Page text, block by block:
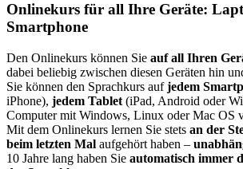
Onlinekurs für all Ihre Geräte:
Smartphone
Den Onlinekurs können Sie auf all Ihren
dabei beliebig zwischen diesen Geräten hin
Sie können den Sprachkurs aufjedem
iPhone), jedem Tablet (iPad, Android oder
Computer mit Windows, Linux oder Mac OS
Mit dem Onlinekurs lernen Sie stets an der
beim letzten Mal aufgehört haben –
10 Jahre lang haben Sie automatisch immer